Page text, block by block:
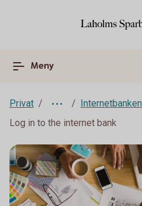
Meny
Privat
Internetbanken
Log in to the internet bank